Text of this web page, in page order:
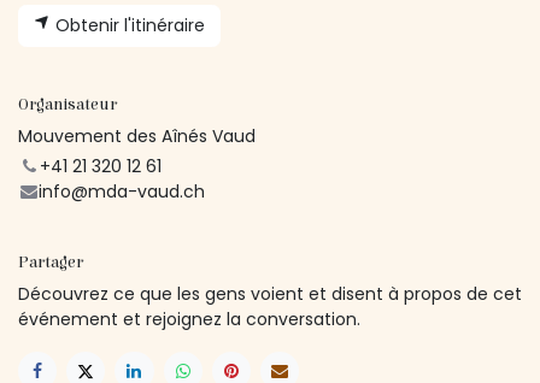
Obtenir l'itinéraire
Organisateur
Mouvement des Aînés Vaud
+41 21 320 12 61
info@mda-vaud.ch
Partager
Découvrez ce que les gens voient et disent à propos de cet
événement et rejoignez la conversation.